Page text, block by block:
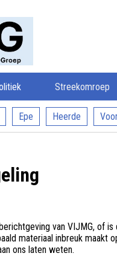
Streekomroep
Epe Heerde
van VIJMG, of
materiaal inbreuk
ons laten weten.